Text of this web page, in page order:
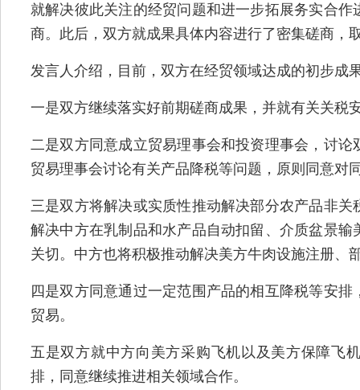
就解决彼此关注的经贸问题和进一步拓展务实合
商。此后，双方就成果具体内容进行了密集磋商，
发言人介绍，目前，双方在经贸领域达成的初步成
一是双方继续落实好前期磋商成果，并就有关关税
二是双方同意成立贸易理事会和投资理事会，讨
贸易理事会讨论有关产品降税等问题，原则同意对
三是双方将解决或实质性推动解决部分农产品非
解决中方在乳制品和水产品自动扣留、介质盆景
关切。中方也将积极推动解决美方牛肉设施注册、
四是双方同意通过一定范围产品的相互降税等安
贸易。
五是双方就中方向美方采购飞机以及美方保障飞
排，同意继续推进相关领域合作。